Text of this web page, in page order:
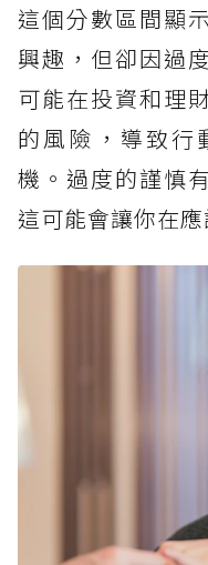
這個分數區間顯
興趣，但卻因過
可能在投資和理
的風險，導致行
機。過度的謹慎
這可能會讓你在